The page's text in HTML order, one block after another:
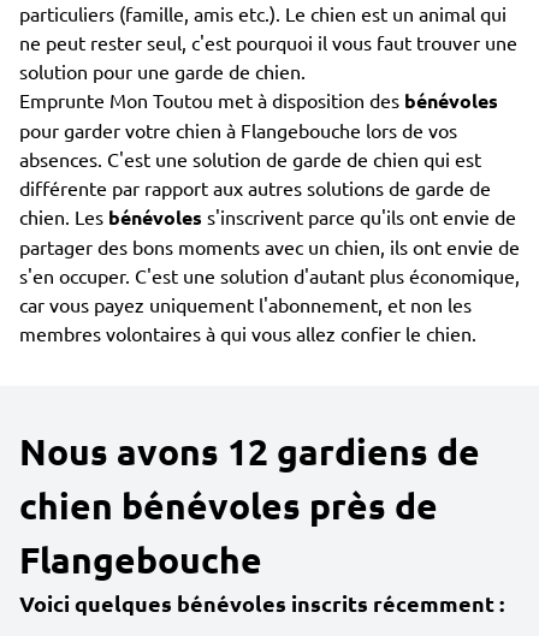
particuliers (famille, amis etc.). Le chien est un animal qui
ne peut rester seul, c'est pourquoi il vous faut trouver une
solution pour une garde de chien.
Emprunte Mon Toutou met à disposition des bénévoles
pour garder votre chien à Flangebouche lors de vos
absences. C'est une solution de garde de chien qui est
différente par rapport aux autres solutions de garde de
chien. Les bénévoles s'inscrivent parce qu'ils ont envie de
partager des bons moments avec un chien, ils ont envie de
s'en occuper. C'est une solution d'autant plus économique,
car vous payez uniquement l'abonnement, et non les
membres volontaires à qui vous allez confier le chien.
Nous avons 12 gardiens de
chien bénévoles près de
Flangebouche
Voici quelques bénévoles inscrits récemment :